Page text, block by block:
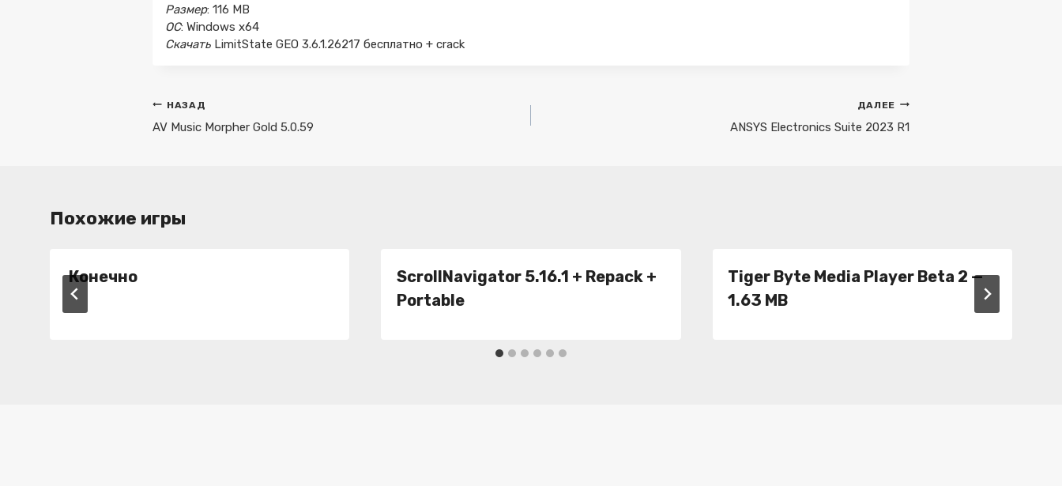
Размер: 116 MB
ОС: Windows x64
Скачать LimitState GEO 3.6.1.26217 бесплатно + crack
Навигация
по
НАЗАД
AV Music Morpher Gold 5.0.59
ДАЛЕЕ
ANSYS Electronics Suite 2023 R1
Похожие игры
Конечно
ScrollNavigator 5.16.1 + Repack +
Portable
Tiger Byte Media Player Beta 2 —
1.63 MB